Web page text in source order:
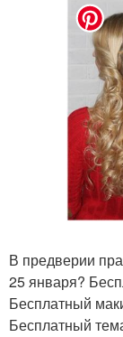
В предверии
25 января?
Бесплатный
Бесплатный